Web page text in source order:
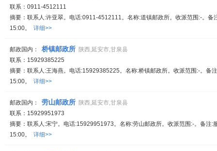
联系：0911-4512111
摘要：联系人:许亚翠。电话:0911-4512111。名称:道镇邮政所。收派范围:-。备
15:00。 详细>>
邮政国内： 桥镇邮政所 陕西,延安市,甘泉县
联系：15929385225
摘要：联系人:王海燕。电话:15929385225。名称:桥镇邮政所。收派范围:-。备
15:00。 详细>>
邮政国内： 劳山邮政所 陕西,延安市,甘泉县
联系：15929951973
摘要：联系人:宋宁。电话:15929951973。名称:劳山邮政所。收派范围:-。备注:
15:00。 详细>>